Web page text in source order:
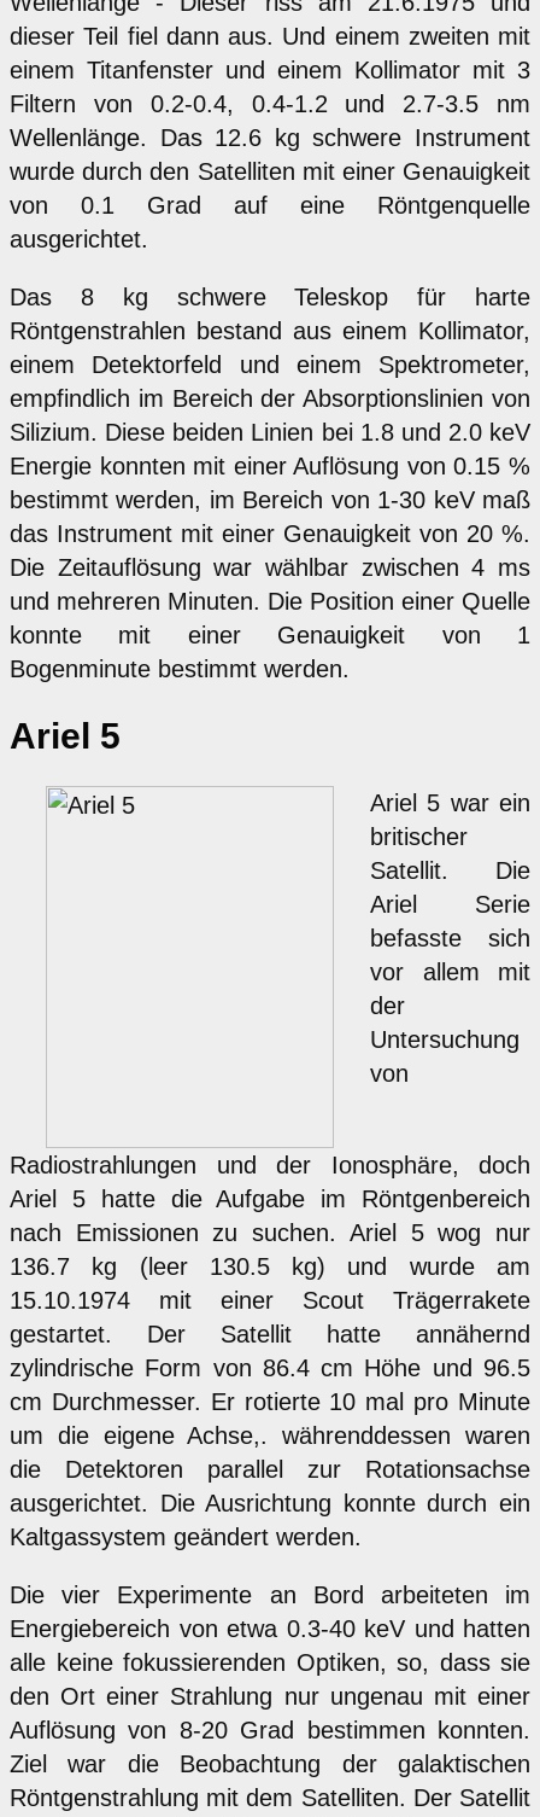
dieser Teil fiel dann aus. Und einem zweiten mit
einem Titanfenster und einem Kollimator mit 3
Filtern von 0.2-0.4, 0.4-1.2 und 2.7-3.5 nm
Wellenlänge. Das 12.6 kg schwere Instrument
wurde durch den Satelliten mit einer Genauigkeit
von 0.1 Grad auf eine Röntgenquelle
ausgerichtet.
Das 8 kg schwere Teleskop für harte
Röntgenstrahlen bestand aus einem Kollimator,
einem Detektorfeld und einem Spektrometer,
empfindlich im Bereich der Absorptionslinien von
Silizium. Diese beiden Linien bei 1.8 und 2.0 keV
Energie konnten mit einer Auflösung von 0.15 %
bestimmt werden, im Bereich von 1-30 keV maß
das Instrument mit einer Genauigkeit von 20 %.
Die Zeitauflösung war wählbar zwischen 4 ms
und mehreren Minuten. Die Position einer Quelle
konnte mit einer Genauigkeit von 1
Bogenminute bestimmt werden.
Ariel 5
Ariel 5 war ein
britischer
Satellit. Die
Ariel Serie
befasste sich
vor allem mit
der
Untersuchung
von
Radiostrahlungen und der Ionosphäre, doch
Ariel 5 hatte die Aufgabe im Röntgenbereich
nach Emissionen zu suchen. Ariel 5 wog nur
136.7 kg (leer 130.5 kg) und wurde am
15.10.1974 mit einer Scout Trägerrakete
gestartet. Der Satellit hatte annähernd
zylindrische Form von 86.4 cm Höhe und 96.5
cm Durchmesser. Er rotierte 10 mal pro Minute
um die eigene Achse,. währenddessen waren
die Detektoren parallel zur Rotationsachse
ausgerichtet. Die Ausrichtung konnte durch ein
Kaltgassystem geändert werden.
Die vier Experimente an Bord arbeiteten im
Energiebereich von etwa 0.3-40 keV und hatten
alle keine fokussierenden Optiken, so, dass sie
den Ort einer Strahlung nur ungenau mit einer
Auflösung von 8-20 Grad bestimmen konnten.
Ziel war die Beobachtung der galaktischen
Röntgenstrahlung mit dem Satelliten. Der Satellit